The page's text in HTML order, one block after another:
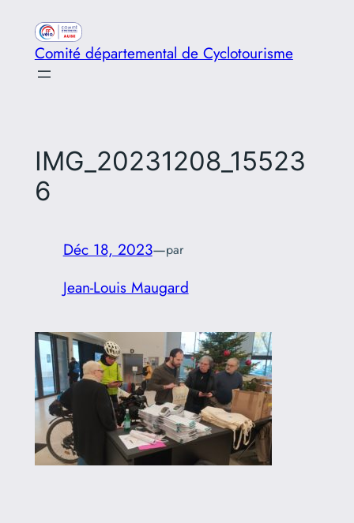
contenuComité départemental de Cyclotourisme
IMG_20231208_15523
6
Déc 18, 2023—par
Jean-Louis Maugard